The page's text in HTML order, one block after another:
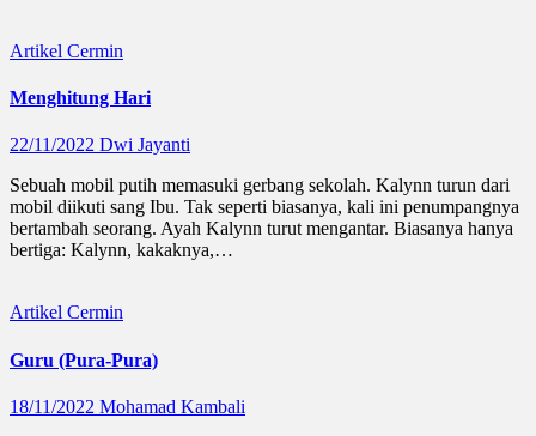
Artikel Cermin
Menghitung Hari
22/11/2022 Dwi Jayanti
Sebuah mobil putih memasuki gerbang sekolah. Kalynn turun dari
mobil diikuti sang Ibu. Tak seperti biasanya, kali ini penumpangnya
bertambah seorang. Ayah Kalynn turut mengantar. Biasanya hanya
bertiga: Kalynn, kakaknya,…
Artikel Cermin
Guru (Pura-Pura)
18/11/2022 Mohamad Kambali